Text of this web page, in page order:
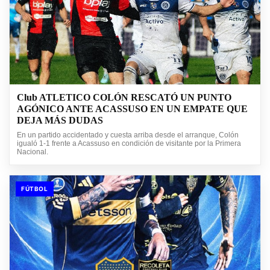
Club ATLETICO COLÓN RESCATÓ UN PUNTO
AGÓNICO ANTE ACASSUSO EN UN EMPATE QUE
DEJA MÁS DUDAS
En un partido accidentado y cuesta arriba desde el arranque, Colón
igualó 1-1 frente a Acassuso en condición de visitante por la Primera
Nacional.
FÚTBOL